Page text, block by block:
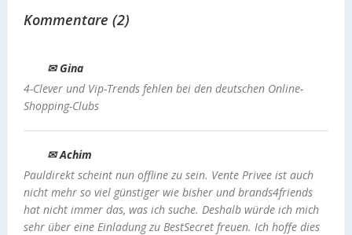
Kommentare (2)
✉ Gina
4-Clever und Vip-Trends fehlen bei den deutschen Online-
Shopping-Clubs
✉ Achim
Pauldirekt scheint nun offline zu sein. Vente Privee ist auch
nicht mehr so viel günstiger wie bisher und brands4friends
hat nicht immer das, was ich suche. Deshalb würde ich mich
sehr über eine Einladung zu BestSecret freuen. Ich hoffe dies